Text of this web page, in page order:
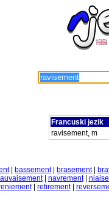
Francuski jezik
ravisement, m
| bassement| brasement|
| navrement|
| retirement|